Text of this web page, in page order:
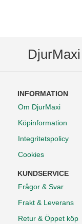
INFORMATION
Om DjurMaxi
Köpinformation
Integritetspolicy
Cookies
KUNDSERVICE
Frågor & Svar
Frakt & Leverans
Retur & Öppet köp